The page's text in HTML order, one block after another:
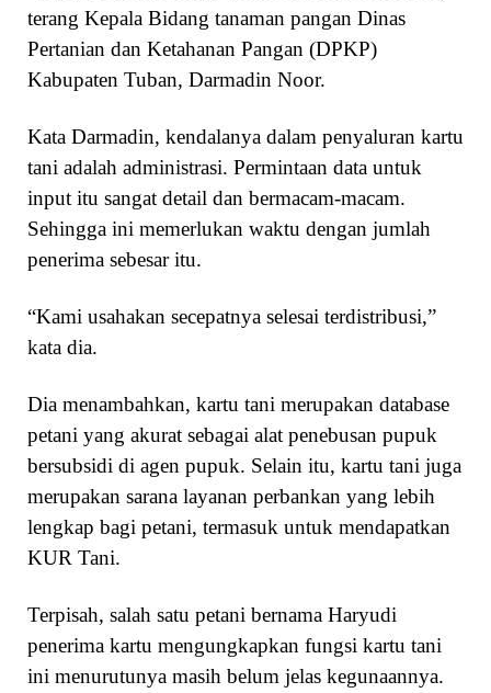
terang Kepala Bidang tanaman pangan Dinas
Pertanian dan Ketahanan Pangan (DPKP)
Kabupaten Tuban, Darmadin Noor.
Kata Darmadin, kendalanya dalam penyaluran kartu
tani adalah administrasi. Permintaan data untuk
input itu sangat detail dan bermacam-macam.
Sehingga ini memerlukan waktu dengan jumlah
penerima sebesar itu.
“Kami usahakan secepatnya selesai terdistribusi,”
kata dia.
Dia menambahkan, kartu tani merupakan database
petani yang akurat sebagai alat penebusan pupuk
bersubsidi di agen pupuk. Selain itu, kartu tani juga
merupakan sarana layanan perbankan yang lebih
lengkap bagi petani, termasuk untuk mendapatkan
KUR Tani.
Terpisah, salah satu petani bernama Haryudi
penerima kartu mengungkapkan fungsi kartu tani
ini menurutunya masih belum jelas kegunaannya.